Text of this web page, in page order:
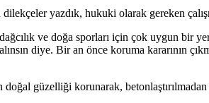
yazdık, hukuki olarak gereken
dağcılık ve doğa sporları için çok uygun
diye. Bir an önce koruma kararının
güzelliği korunarak, betonlaştırılmadan